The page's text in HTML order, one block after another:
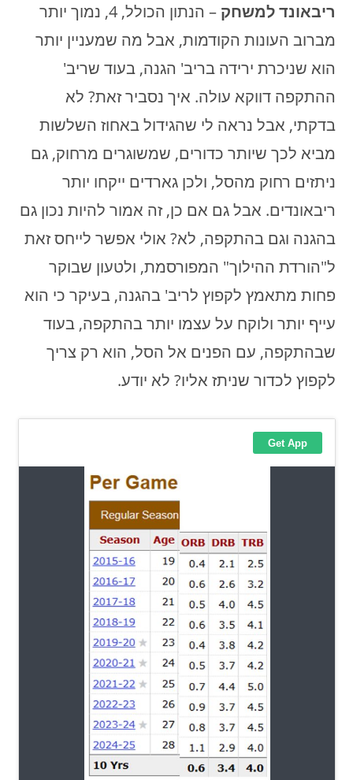
ריבאונד למשחק
– הנתון הכולל, 4, נמוך יותר
מברוב העונות הקודמות, אבל מה שמעניין יותר
הוא שניכרת ירידה בריב' הגנה, בעוד שריב'
ההתקפה דווקא עולה. איך נסביר זאת? לא
בדקתי, אבל נראה לי שהגידול באחוז השלשות
מביא לכך שיותר כדורים, שמשוגרים מרחוק, גם
ניתזים רחוק מהסל, ולכן גארדים ייקחו יותר
ריבאונדים. אבל גם אם כן, זה אמור להיות נכון גם
בהגנה וגם בהתקפה, לא? אולי אפשר לייחס זאת
ל"הורדת ההילוך" המפורסמת, ולטעון שבוקר
פחות מתאמץ לקפוץ לריב' בהגנה, בעיקר כי הוא
עייף יותר ולוקח על עצמו יותר בהתקפה, בעוד
שבהתקפה, עם הפנים אל הסל, הוא רק צריך
לקפוץ לכדור שניתז אליו? לא יודע.